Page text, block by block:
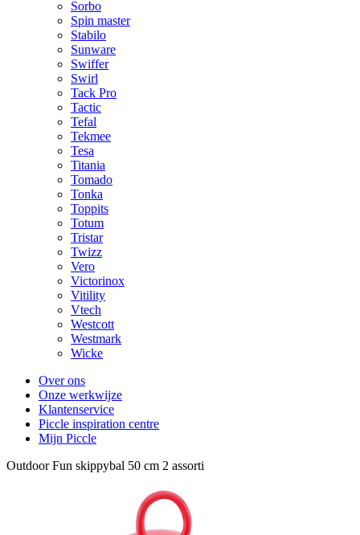
Sorbo
Spin master
Stabilo
Sunware
Swiffer
Swirl
Tack Pro
Tactic
Tefal
Tekmee
Tesa
Titania
Tomado
Tonka
Toppits
Totum
Tristar
Twizz
Vero
Victorinox
Vitility
Vtech
Westcott
Westmark
Wicke
Over ons
Onze werkwijze
Klantenservice
Piccle inspiration centre
Mijn Piccle
Outdoor Fun skippybal 50 cm 2 assorti